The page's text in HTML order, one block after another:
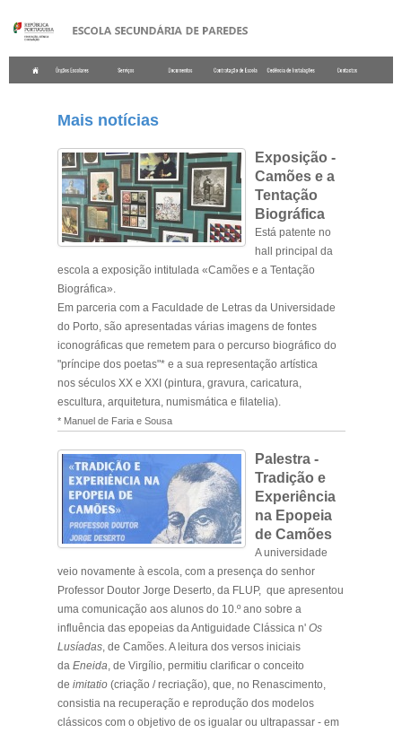
Mais notícias
Exposição -
Camões e a
Tentação
Biográfica
Está patente no
hall principal da
escola a exposição intitulada «Camões e a Tentação
Biográfica».
Em parceria com a Faculdade de Letras da Universidade
do Porto, são apresentadas várias imagens de fontes
iconográficas que remetem para o percurso biográfico do
"príncipe dos poetas"* e a sua representação artística
nos séculos XX e XXI (pintura, gravura, caricatura,
escultura, arquitetura, numismática e filatelia).
* ‎Manuel de Faria e Sousa
Palestra -
Tradição e
Experiência
na Epopeia
de Camões
A universidade
veio novamente à escola, com a presença do senhor
Professor Doutor Jorge Deserto, da FLUP, que apresentou
uma comunicação aos alunos do 10.º ano sobre a
influência das epopeias da Antiguidade Clássica n' Os
Lusíadas, de Camões. A leitura dos versos iniciais
da Eneida de Virgílio, permitiu clarificar o conceito
de imitatio (criação / recriação), que, no Renascimento,
consistia na recuperação e reprodução dos modelos
clássicos com o objetivo de os igualar ou ultrapassar - em